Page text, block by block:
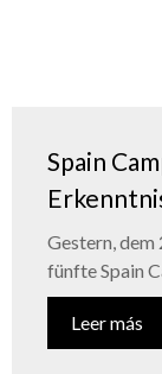
Spain
Gestern,
fünfte Spain
Leer más